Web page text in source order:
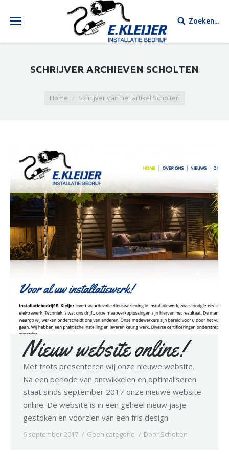
Zoeken...
SCHRIJVER ARCHIEVEN SCHOLTEN
Home Schrijver van het artikel Scholten
Nieuw website online!
Met trots presenteren wij onze nieuwe website.
Na een periode van ontwikkelen en optimaliseren
staat sinds september 2017 onze nieuwe website
online. De website is in een geheel nieuw jasje
gestoken en voorzien van een fris design.
6 september 2017 Geen categorie Door Scholten